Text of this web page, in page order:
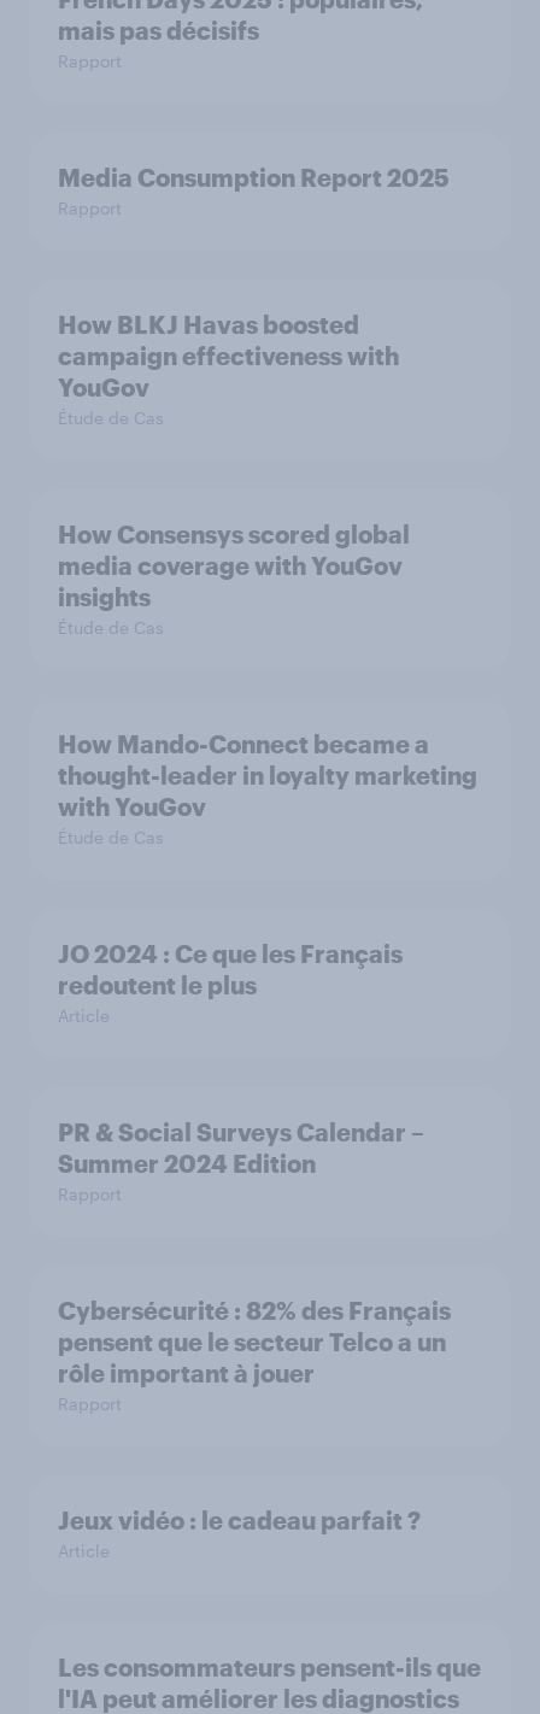
mais pas décisifs
Rapport
Media Consumption Report 2025
Rapport
How BLKJ Havas boosted
campaign effectiveness with
YouGov
Étude de Cas
How Consensys scored global
media coverage with YouGov
insights
Étude de Cas
How Mando-Connect became a
thought-leader in loyalty marketing
with YouGov
Étude de Cas
JO 2024 : Ce que les Français
redoutent le plus
Article
PR & Social Surveys Calendar –
Summer 2024 Edition
Rapport
Cybersécurité : 82% des Français
pensent que le secteur Telco a un
rôle important à jouer
Rapport
Jeux vidéo : le cadeau parfait ?
Article
Les consommateurs pensent-ils que
l'IA peut améliorer les diagnostics